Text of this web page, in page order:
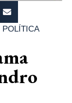
POLÍTICA